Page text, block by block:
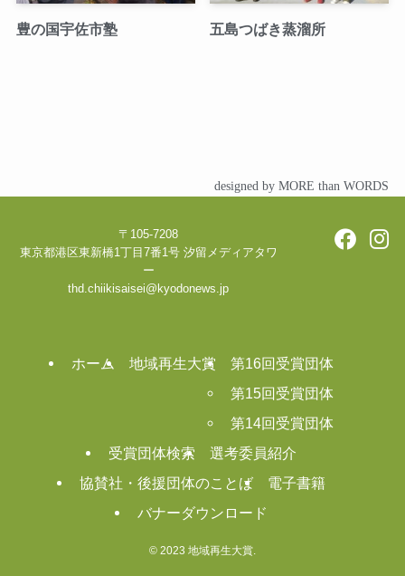
豊の国宇佐市塾 五島つばき蒸溜所
designed by MORE than WORDS
〒105-7208
東京都港区東新橋1丁目7番1号 汐留メディアタワ
ー
thd.chiikisaisei@kyodonews.jp
ホーム 地域再生大賞
第16回受賞団体
第15回受賞団体
第14回受賞団体
受賞団体検索
選考委員紹介
協賛社・後援団体のことば
電子書籍
バナーダウンロード
© 2023 地域再生大賞.